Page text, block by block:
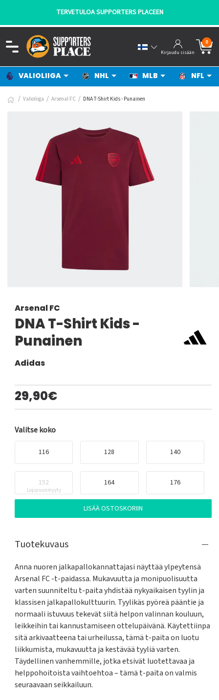
TERVETULOA SUPPORTERS PLACEEN
Kirjaudu sisään
0
VALIOLIIGA NHL MLB NFL
Valioliiga Arsenal FC DNA T-Shirt Kids - Punainen
Arsenal FC
DNA T-Shirt Kids -
Punainen
Adidas
29,90€
Valitse koko
116 128 140
152
Loppuunmyyty
164 176
LISÄÄ OSTOSKORIIN
Tuotekuvaus
Anna nuoren jalkapallokannattajasi näyttää ylpeytensä
Arsenal FC -t-paidassa. Mukavuutta ja monipuolisuutta
varten suunniteltu t-paita yhdistää nykyaikaisen tyylin ja
klassisen jalkapallokulttuurin. Tyylikäs pyöreä pääntie ja
normaali istuvuus tekevät siitä helpon valinnan kouluun,
leikkeihin tai kannustamiseen ottelupäivänä. Käytettiinpa
sitä arkivaatteena tai urheilussa, tämä t-paita on luotu
liikkumista, mukavuutta ja kestävää tyyliä varten.
Täydellinen vanhemmille, jotka etsivät luotettavaa ja
helppohoitoista vaihtoehtoa – tämä t-paita on valmis
seuraavaan seikkailuun.